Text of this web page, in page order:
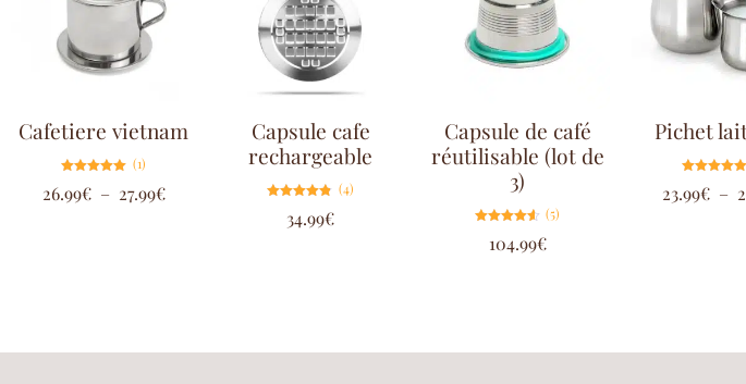
Cafetiere vietnam
5.00
sur 5
(1)
26.99€ – 27.99€
Capsule cafe
rechargeable
4.75
sur 5
(4)
34.99€
Capsule de café
réutilisable (lot de
3)
4.60
sur 5
(5)
104.99€
Pichet
5.00
sur 5
23.99€ –